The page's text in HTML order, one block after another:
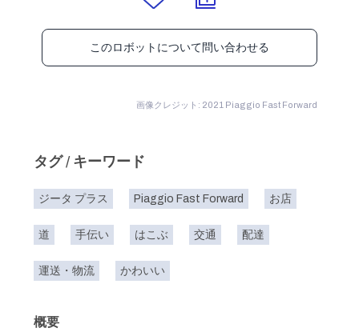
このロボットについて問い合わせる
画像クレジット: 2021 Piaggio Fast Forward
タグ / キーワード
ジータ プラス Piaggio Fast Forward お店
道 手伝い はこぶ 交通 配達
運送・物流 かわいい
概要